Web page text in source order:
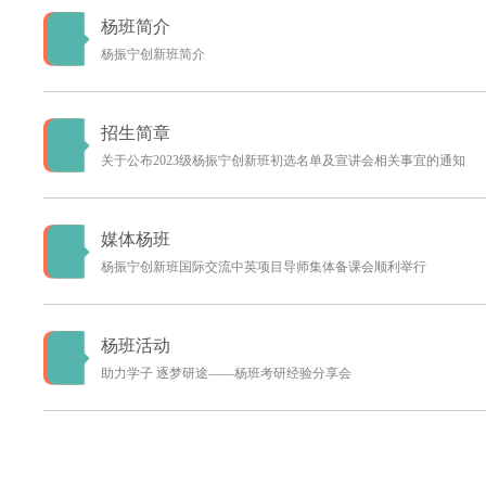
杨班简介
杨振宁创新班简介
招生简章
关于公布2023级杨振宁创新班初选名单及宣讲会相关事宜的通知
媒体杨班
杨振宁创新班国际交流中英项目导师集体备课会顺利举行
杨班活动
助力学子 逐梦研途——杨班考研经验分享会